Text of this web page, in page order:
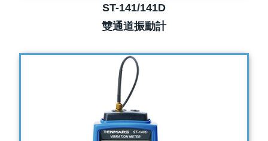
ST-141/141D
雙通道振動計